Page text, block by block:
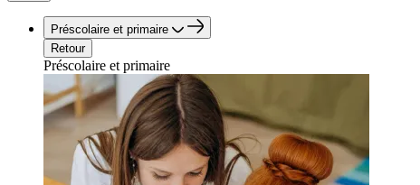
Préscolaire et primaire
Retour
Préscolaire et primaire